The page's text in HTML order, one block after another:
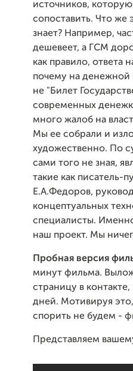
источников,
сопоставить. Что же
знает? Например,
дешевеет, а ГСМ
как правило, ответа
почему на денежной
не "Билет
современных
много жалоб на
Мы ее собрали и
художественно. По
сами того не зная,
такие как писатель-
Е.А.Федоров,
концептуальных
специалисты.
наш проект. Мы
Пробная версия
минут фильма.
страницу в
дней. Мотивируя
спорить не будем -
Представляем